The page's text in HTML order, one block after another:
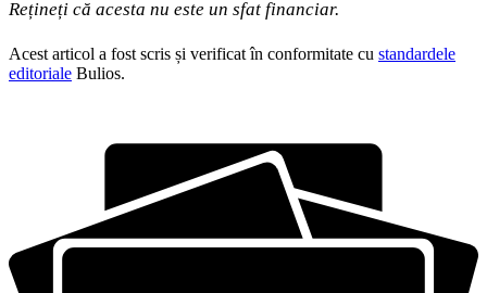
Rețineți că acesta nu este un sfat financiar.
Acest articol a fost scris și verificat în conformitate cu standardele
editoriale Bulios.